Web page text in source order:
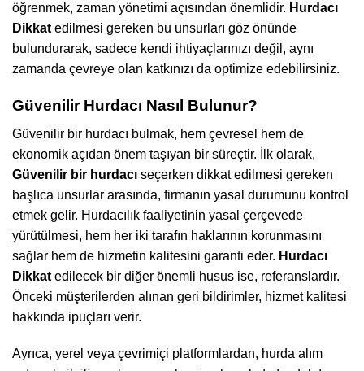
öğrenmek, zaman yönetimi açısından önemlidir. Hurdacı
Dikkat edilmesi gereken bu unsurları göz önünde
bulundurarak, sadece kendi ihtiyaçlarınızı değil, aynı
zamanda çevreye olan katkınızı da optimize edebilirsiniz.
Güvenilir Hurdacı Nasıl Bulunur?
Güvenilir bir hurdacı bulmak, hem çevresel hem de
ekonomik açıdan önem taşıyan bir süreçtir. İlk olarak,
Güvenilir bir hurdacı seçerken dikkat edilmesi gereken
başlıca unsurlar arasında, firmanın yasal durumunu kontrol
etmek gelir. Hurdacılık faaliyetinin yasal çerçevede
yürütülmesi, hem her iki tarafın haklarının korunmasını
sağlar hem de hizmetin kalitesini garanti eder. Hurdacı
Dikkat edilecek bir diğer önemli husus ise, referanslardır.
Önceki müşterilerden alınan geri bildirimler, hizmet kalitesi
hakkında ipuçları verir.
Ayrıca, yerel veya çevrimiçi platformlardan, hurda alım